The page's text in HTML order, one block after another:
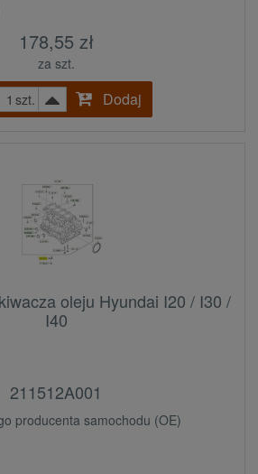
178,55 zł
za szt.
szt.
Dodaj
oleju Hyundai I20 / I30 /
I40
211512A001
producenta samochodu (OE)